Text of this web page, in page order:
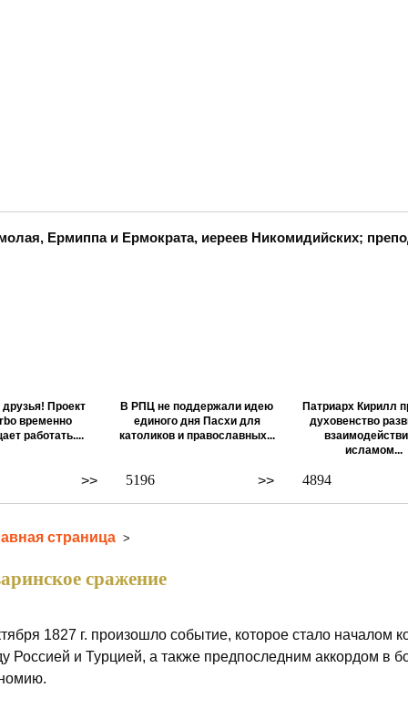
Ермиппа и Ермократа, иереев Никомидийских;
Проект
временно
работать....
>>
В РПЦ не поддержали идею
единого дня Пасхи для
католиков и православных...
>>
5196
Патриарх Кирилл
духовенство
исламом...
4894
страница >
сражение
1827 г. произошло событие, которое стало началом
Россией и Турцией, а также предпоследним аккордом в